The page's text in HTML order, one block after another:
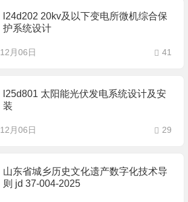
l24d202 20kv及以下变电所微机综合保
护系统设计
12月06日 41
l25d801 太阳能光伏发电系统设计及安
装
12月06日 29
山东省城乡历史文化遗产数字化技术导
则 jd 37-004-2025